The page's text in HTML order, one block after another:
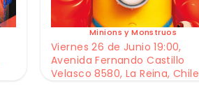
Minions y Monstruos
Viernes 26 de Junio 19:00,
Avenida Fernando Castillo
Velasco 8580, La Reina, Chile